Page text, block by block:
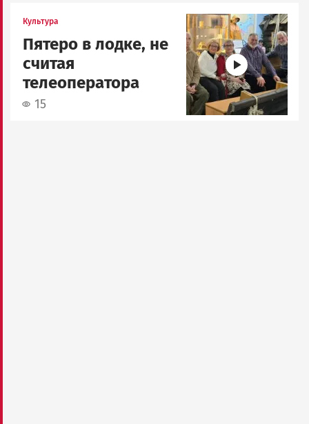
Культура
Пятеро в лодке, не
считая
телеоператора
15
Image